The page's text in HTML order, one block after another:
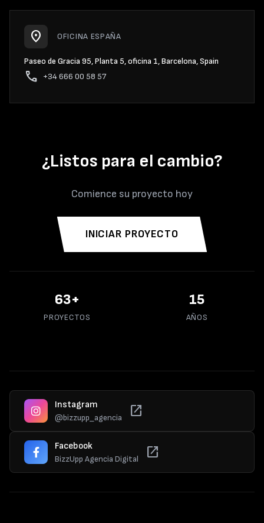
location_on OFICINA ESPAÑA
Paseo de Gracia 95, Planta 5, oficina 1, Barcelona, Spain
phone +34 666 00 58 57
¿Listos para el cambio?
Comience su proyecto hoy
INICIAR PROYECTO
70+
PROYECTOS
15
AÑOS
Instagram
@bizzupp_agencia open_in_new
Facebook
BizzUpp Agencia Digital open_in_new